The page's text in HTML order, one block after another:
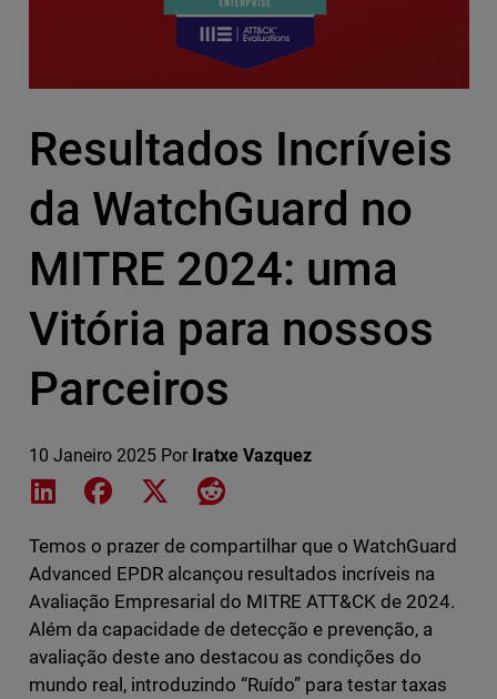
Resultados Incríveis
da WatchGuard no
MITRE 2024: uma
Vitória para nossos
Parceiros
10 Janeiro 2025 Por Iratxe Vazquez
Share on LinkedIn
Share on Facebook
Share on XShare on Reddit
Temos o prazer de compartilhar que o WatchGuard
Advanced EPDR alcançou resultados incríveis na
Avaliação Empresarial do MITRE ATT&CK de 2024.
Além da capacidade de detecção e prevenção, a
avaliação deste ano destacou as condições do
mundo real, introduzindo “Ruído” para testar taxas